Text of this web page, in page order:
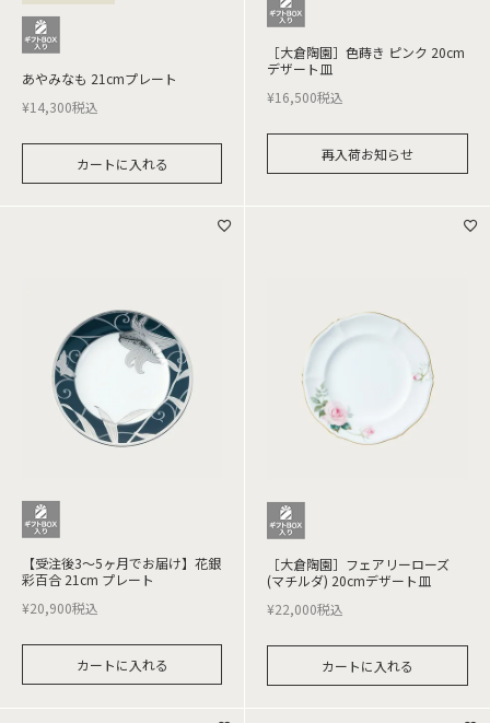
あやみなも 21cmプレート
¥14,300税込
カートに入れる
［大倉陶園］色蒔き ピンク 20cm
デザート皿
¥16,500税込
再入荷お知らせ
【受注後3～5ヶ月でお届け】花銀
彩百合 21cm プレート
¥20,900税込
カートに入れる
［大倉陶園］フェアリーローズ
(マチルダ) 20cmデザート皿
¥22,000税込
カートに入れる